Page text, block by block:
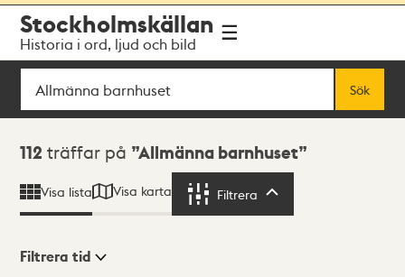
navigationen
huvudinnehållet
Stockholmskällan
Historia i ord, ljud och bild
Sök
Sök
Sökresultat
112 träffar på Allmänna barnhuset
Visa lista Visa karta Filtrera
Filtrera tid